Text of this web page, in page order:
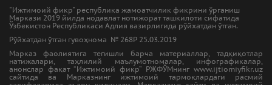
"Ижтимоий фикр" республика жамоатчилик фикрини ўрганиш
Маркази 2019 йилда нодавлат нотижорат ташкилоти сифатида
Ўзбекистон Республикаси Адлия вазирлигида рўйхатдан ўтган.
Рўйхатдан ўтган гувоҳнома № 268Р 25.03.2019
Марказ фаолиятига тегишли барча материаллар, тадқиқотлар
натижалари, таҳлилий маълумотномалар, инфографикалар,
анонслар фақат “Ижтимоий фикр” РЖФЎМнинг www.ijtiomiyfikr.uz
сайтида ва Марказнинг ижтимоий тармоқлардаги расмий